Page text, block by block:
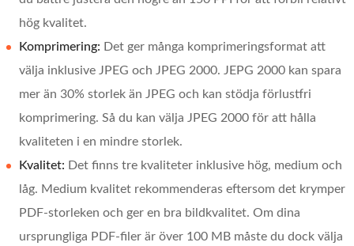
hög kvalitet.
Komprimering: Det ger många komprimeringsformat att
välja inklusive JPEG och JPEG 2000. JEPG 2000 kan spara
mer än 30% storlek än JPEG och kan stödja förlustfri
komprimering. Så du kan välja JPEG 2000 för att hålla
kvaliteten i en mindre storlek.
Kvalitet: Det finns tre kvaliteter inklusive hög, medium och
låg. Medium kvalitet rekommenderas eftersom det krymper
PDF-storleken och ger en bra bildkvalitet. Om dina
ursprungliga PDF-filer är över 100 MB måste du dock välja